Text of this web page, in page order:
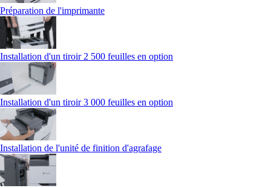
Préparation de l'imprimante
Installation d'un tiroir 2 500 feuilles en option
Installation d'un tiroir 3 000 feuilles en option
Installation de l'unité de finition d'agrafage